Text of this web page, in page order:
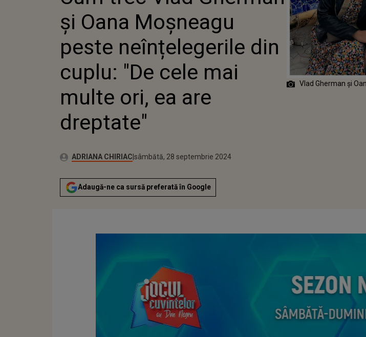
NEÎNȚELEGERILE DIN
CUPLU: "DE CELE MAI
MULTE ORI, EA ARE
DREPTATE"
și Oana Moșneagu
peste neînțelegerile din
cuplu: "De cele mai
multe ori, ea are
dreptate"
Autor:ADRIANA CHIRIAC Publicat:
sâmbătă, 28 septembrie 2024
Adaugă-ne ca sursă preferată în Google
Vlad Gherman și